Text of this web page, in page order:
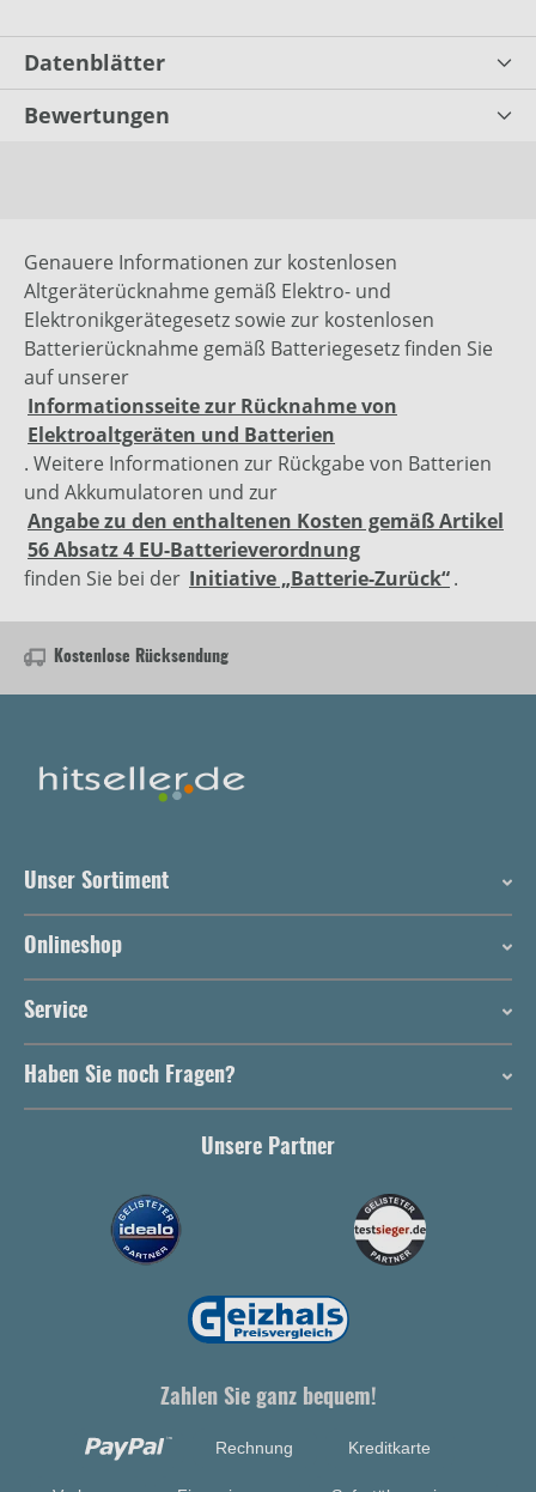
Datenblätter
Bewertungen
Genauere Informationen zur kostenlosen
Altgeräterücknahme gemäß Elektro- und
Elektronikgerätegesetz sowie zur kostenlosen
Batterierücknahme gemäß Batteriegesetz finden Sie
auf unserer
Informationsseite zur Rücknahme von
Elektroaltgeräten und Batterien
. Weitere Informationen zur Rückgabe von Batterien
und Akkumulatoren und zur
Angabe zu den enthaltenen Kosten gemäß Artikel
56 Absatz 4 EU-Batterieverordnung
finden Sie bei der Initiative „Batterie-Zurück“.
Kostenlose Rücksendung
Unser Sortiment
Onlineshop
Service
Haben Sie noch Fragen?
Unsere Partner
Zahlen Sie ganz bequem!
Rechnung Kreditkarte